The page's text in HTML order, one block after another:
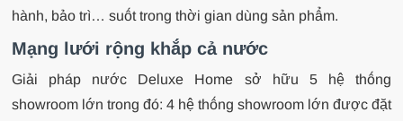
hành, bảo trì… suốt trong thời gian dùng sản phẩm.
Mạng lưới rộng khắp cả nước
Giải pháp nước Deluxe Home sở hữu 5 hệ thống
showroom lớn trong đó: 4 hệ thống showroom lớn được đặt